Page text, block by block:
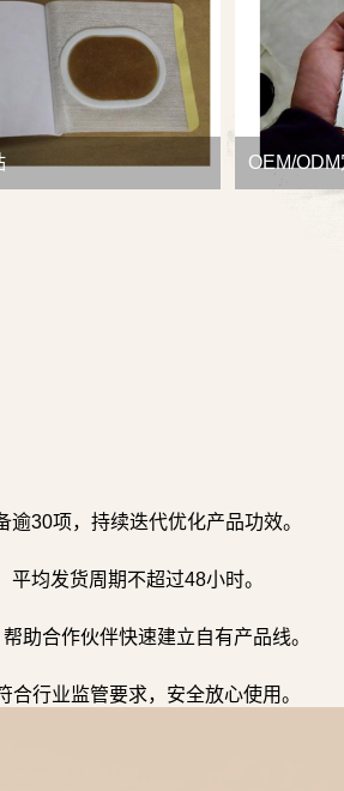
OEM/
30项，持续迭代优化产品功效。
均发货周期不超过48小时。
助合作伙伴快速建立自有产品线。
行业监管要求，安全放心使用。